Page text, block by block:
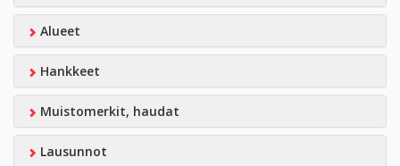
Alueet
Hankkeet
Muistomerkit, haudat
Lausunnot